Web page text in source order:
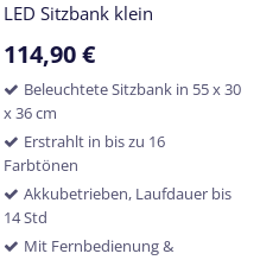
LED Sitzbank klein
114,90€
Beleuchtete Sitzbank in 55 x 30
x 36 cm
Erstrahlt in bis zu 16
Farbtönen
Akkubetrieben, Laufdauer bis
14 Std
Mit Fernbedienung &